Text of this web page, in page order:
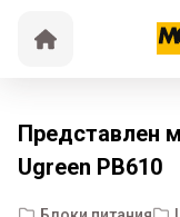
Представлен
Ugreen PB610